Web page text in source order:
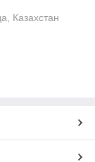
Казахстан